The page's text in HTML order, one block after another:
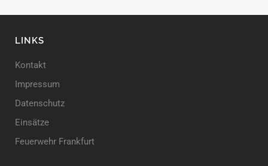
LINKS
Kontakt
Impressum
Datenschutz
Einsätze
Feuerwehr Frankfurt